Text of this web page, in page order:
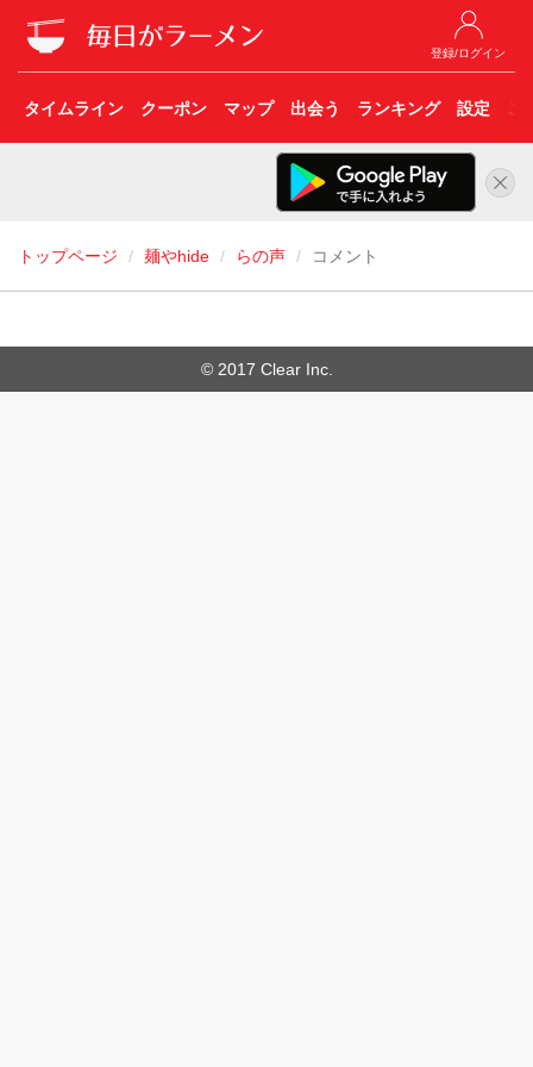
登録/ログイン
タイムライン クーポン マップ 出会う ランキング 設定 こ
トップページ 麺やhide らの声 コメント
© 2017 Clear Inc.